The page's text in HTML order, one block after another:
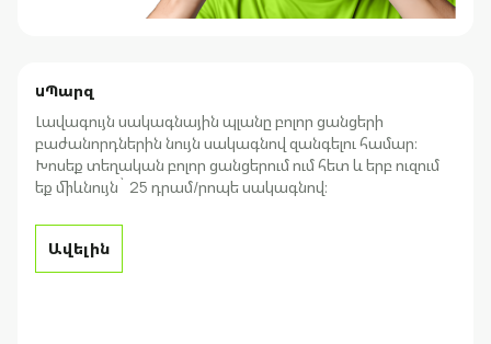
uՊարզ
Լավագույն սակագնային պլանը բոլոր ցանցերի
բաժանորդներին նույն սակագնով զանգելու համար։
Խոսեք տեղական բոլոր ցանցերում ում հետ և երբ ուզում
եք միևնույն` 25 դրամ/րոպե սակագնով։
Ավելին